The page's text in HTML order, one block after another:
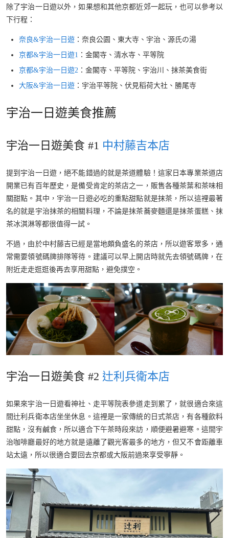
除了宇治一日遊以外，如果想和其他京都近郊一起玩，也可以參考以
下行程：
奈良&宇治一日遊 ：奈良公園、東大寺、宇治、源氏の湯
京都&宇治一日遊1 ：金閣寺、清水寺、平等院
京都&宇治一日遊2 ：金閣寺、平等院、宇治川、抹茶美食街
大阪&宇治一日遊 ：宇治平等院、伏見稻荷大社、勝尾寺
宇治一日遊美食推薦
宇治一日遊美食 #1 中村藤吉本店
提到宇治一日遊，絕不能錯過的就是茶道體驗！這家日本專業茶道店
開業已有百年歷史，是備受肯定的茶店之一，販售各種茶葉和茶味相
關甜點。其中，宇治一日遊必吃的重點甜點就是抹茶，所以這裡最著
名的就是宇治抹茶的相關料理，不論是抹茶蕎麥麵還是抹茶蛋糕、抹
茶冰淇淋等都很值得一試。
不過，由於中村藤吉已經是當地頗負盛名的茶店，所以遊客眾多，通
常需要領號碼牌排隊等待。建議可以早上開店時就先去領號碼牌，在
附近走走逛逛後再去享用甜點，避免撲空。
宇治一日遊美食 #2 辻利兵衛本店
如果來宇治一日遊看神社、走平等院表參道走到累了，就很適合來這
間辻利兵衛本店坐坐休息。這裡是一家傳統的日式茶店，有各種飲料
甜點，沒有鹹食，所以適合下午茶時段來訪，順便避暑避寒。這間宇
治咖啡廳最好的地方就是遠離了觀光客最多的地方，但又不會距離車
站太遠，所以很適合要回去京都或大阪前過來享受寧靜。